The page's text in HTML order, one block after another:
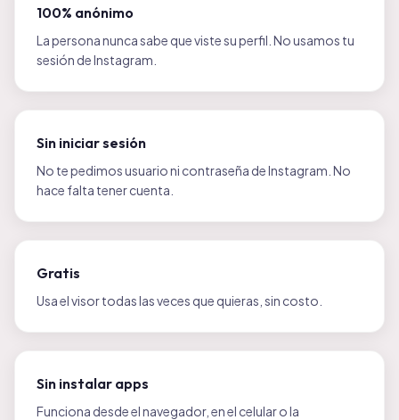
100% anónimo
La persona nunca sabe que viste su perfil. No usamos tu
sesión de Instagram.
Sin iniciar sesión
No te pedimos usuario ni contraseña de Instagram. No
hace falta tener cuenta.
Gratis
Usa el visor todas las veces que quieras, sin costo.
Sin instalar apps
Funciona desde el navegador, en el celular o la